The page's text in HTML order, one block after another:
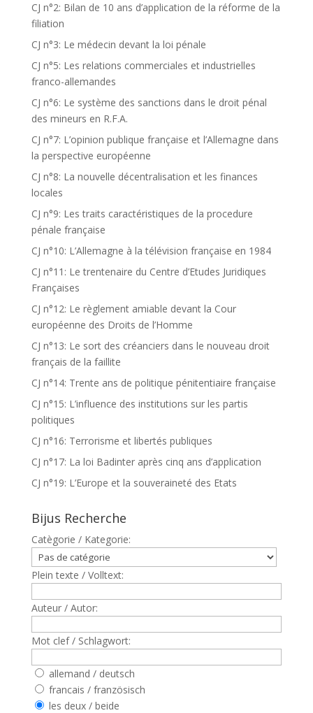
CJ n°2: Bilan de 10 ans d’application de la réforme de la
filiation
CJ n°3: Le médecin devant la loi pénale
CJ n°5: Les relations commerciales et industrielles
franco-allemandes
CJ n°6: Le système des sanctions dans le droit pénal
des mineurs en R.F.A.
CJ n°7: L’opinion publique française et l’Allemagne dans
la perspective européenne
CJ n°8: La nouvelle décentralisation et les finances
locales
CJ n°9: Les traits caractéristiques de la procedure
pénale française
CJ n°10: L’Allemagne à la télévision française en 1984
CJ n°11: Le trentenaire du Centre d’Etudes Juridiques
Françaises
CJ n°12: Le règlement amiable devant la Cour
européenne des Droits de l’Homme
CJ n°13: Le sort des créanciers dans le nouveau droit
français de la faillite
CJ n°14: Trente ans de politique pénitentiaire française
CJ n°15: L’influence des institutions sur les partis
politiques
CJ n°16: Terrorisme et libertés publiques
CJ n°17: La loi Badinter après cinq ans d’application
CJ n°19: L’Europe et la souveraineté des Etats
Bijus Recherche
Catègorie / Kategorie:
Plein texte / Volltext:
Auteur / Autor:
Mot clef / Schlagwort:
allemand / deutsch
francais / französisch
les deux / beide